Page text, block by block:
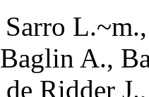
Sarro L.~m.
Baglin A.,
de Ridder J.